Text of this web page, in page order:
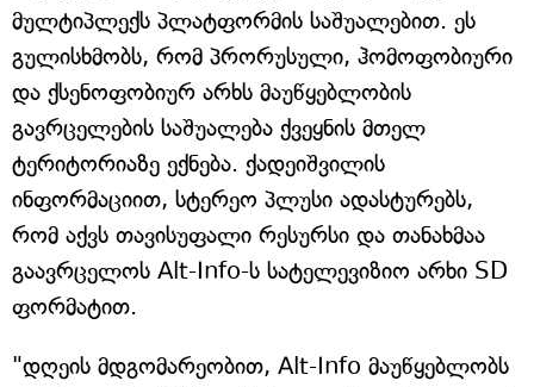
მულტიპლექს პლატფორმის საშუალებით. ეს
გულისხმობს, რომ პრორუსული, ჰომოფობიური
და ქსენოფობიურ არხს მაუწყებლობის
გავრცელების საშუალება ქვეყნის მთელ
ტერიტორიაზე ექნება. ქადეიშვილის
ინფორმაციით, სტერეო პლუსი ადასტურებს,
რომ აქვს თავისუფალი რესურსი და თანახმაა
გაავრცელოს Alt-Info-ს სატელევიზიო არხი SD
ფორმატით.
"დღეის მდგომარეობით, Alt-Info მაუწყებლობს